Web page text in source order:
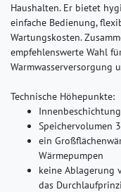
Haushalten. Er bietet
einfache Bedienung,
Wartungskosten.
empfehlenswerte Wahl
Warmwasserversorgung
Technische Höhepunkte:
Speichervolumen
ein
Wärmepumpen
keine Ablagerung
das